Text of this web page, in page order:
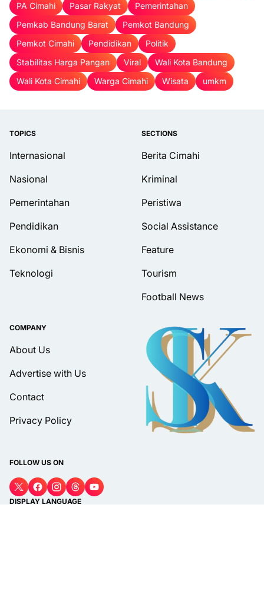
PA Cimahi
Pasar Rakyat
Pemerintahan
Pemkab Bandung Barat
Pemkot Bandung
Pemkot Cimahi
Pendidikan
Politik
Stabilitas Harga Pangan
Viral
Wali Kota Bandung
Wali Kota Cimahi
Warga Cimahi Wisata umkm
TOPICS
Internasional
Nasional
Pemerintahan
Pendidikan
Ekonomi & Bisnis
Teknologi
SECTIONS
Berita Cimahi
Kriminal
Peristiwa
Social Assistance
Feature
Tourism
Football News
COMPANY
About Us
Advertise with Us
Contact
Privacy Policy
FOLLOW US ON
DISPLAY LANGUAGE